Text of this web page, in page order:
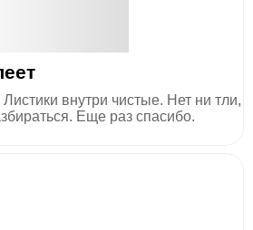
внутри чистые. Нет ни тли,
Еще раз спасибо.